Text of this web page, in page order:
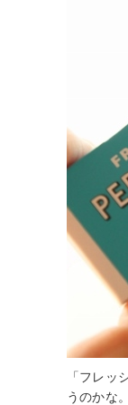
「フレ
うのかな。